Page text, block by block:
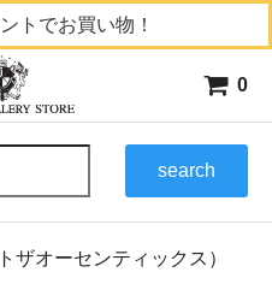
トでお買い物！
0
search
ザオーセンティックス）